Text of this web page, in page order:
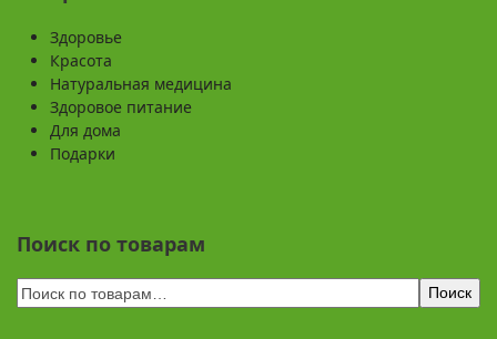
Здоровье
Красота
Натуральная медицина
Здоровое питание
Для дома
Подарки
Поиск по товарам
Поиск